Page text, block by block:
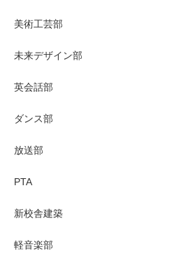
美術工芸部
未来デザイン部
英会話部
ダンス部
放送部
PTA
新校舎建築
軽音楽部